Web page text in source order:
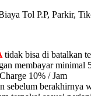
Tol P.P, Parkir,
tidak bisa di batalkan
membayar
10% / Jam
sebelum